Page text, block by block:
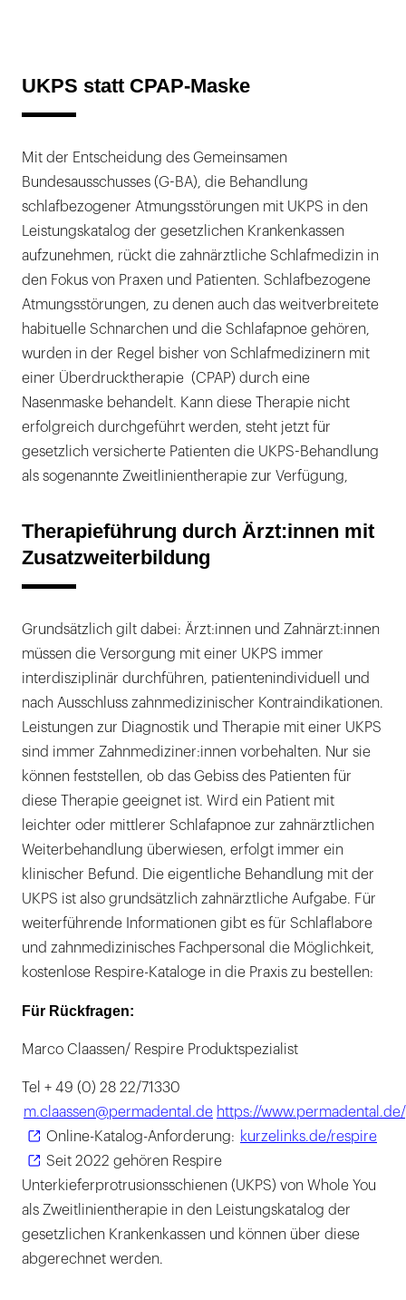
UKPS statt CPAP-Maske
Mit der Entscheidung des Gemeinsamen
Bundesausschusses (G-BA), die Behandlung
schlafbezogener Atmungsstörungen mit UKPS in den
Leistungskatalog der gesetzlichen Krankenkassen
aufzunehmen, rückt die zahnärztliche Schlafmedizin in
den Fokus von Praxen und Patienten. Schlafbezogene
Atmungsstörungen, zu denen auch das weitverbreitete
habituelle Schnarchen und die Schlafapnoe gehören,
wurden in der Regel bisher von Schlafmedizinern mit
einer Überdrucktherapie (CPAP) durch eine
Nasenmaske behandelt. Kann diese Therapie nicht
erfolgreich durchgeführt werden, steht jetzt für
gesetzlich versicherte Patienten die UKPS-Behandlung
als sogenannte Zweitlinientherapie zur Verfügung,
Therapieführung durch Ärzt:innen mit
Zusatzweiterbildung
Grundsätzlich gilt dabei: Ärzt:innen und Zahnärzt:innen
müssen die Versorgung mit einer UKPS immer
interdisziplinär durchführen, patientenindividuell und
nach Ausschluss zahnmedizinischer Kontraindikationen.
Leistungen zur Diagnostik und Therapie mit einer UKPS
sind immer Zahnmediziner:innen vorbehalten. Nur sie
können feststellen, ob das Gebiss des Patienten für
diese Therapie geeignet ist. Wird ein Patient mit
leichter oder mittlerer Schlafapnoe zur zahnärztlichen
Weiterbehandlung überwiesen, erfolgt immer ein
klinischer Befund. Die eigentliche Behandlung mit der
UKPS ist also grundsätzlich zahnärztliche Aufgabe. Für
weiterführende Informationen gibt es für Schlaflabore
und zahnmedizinisches Fachpersonal die Möglichkeit,
kostenlose Respire-Kataloge in die Praxis zu bestellen:
Für Rückfragen:
Marco Claassen/ Respire Produktspezialist
Tel + 49 (0) 28 22/71330
m.claassen@permadental.de https://
Online-Katalog-Anforderung: kurzelinks.de/respire
Seit 2022 gehören Respire
Unterkieferprotrusionsschienen (UKPS) von Whole You
als Zweitlinientherapie in den Leistungskatalog der
gesetzlichen Krankenkassen und können über diese
abgerechnet werden.